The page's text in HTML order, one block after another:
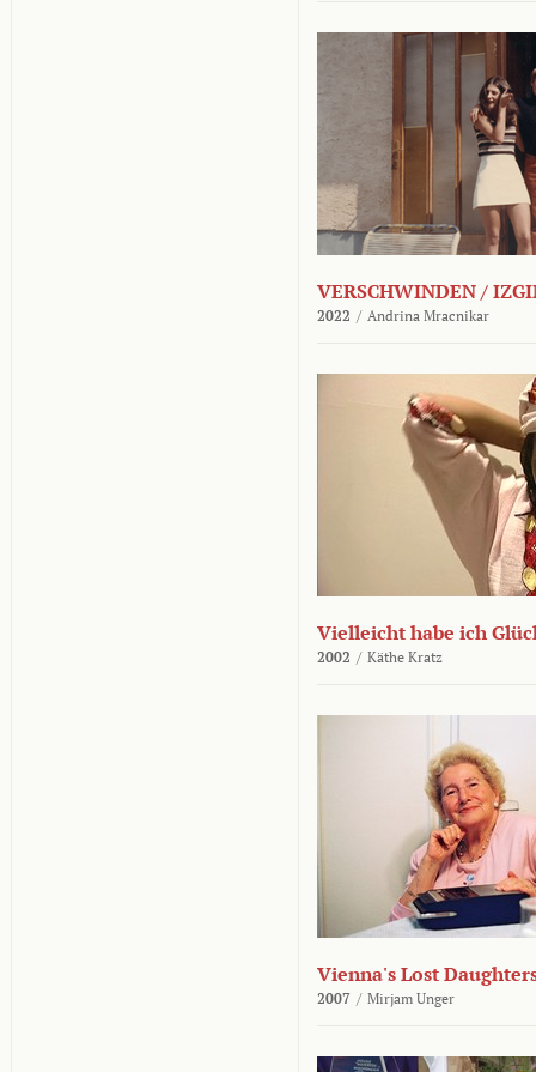
VERSCHWINDEN /
2022 / Andrina Mracnikar
Vielleicht habe ich
2002 / Käthe Kratz
Vienna's Lost
2007 / Mirjam Unger